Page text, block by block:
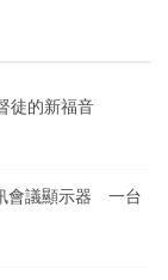
徒的新福音
會議顯示器 一台